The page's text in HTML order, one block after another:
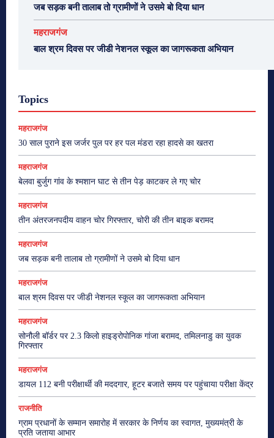
जब सड़क बनी तालाब तो ग्रामीणों ने उसमे बो दिया धान
महराजगंज
बाल श्रम दिवस पर जीडी नेशनल स्कूल का जागरूकता अभियान
Topics
महराजगंज
30 साल पुराने इस जर्जर पुल पर हर पल मंडरा रहा हादसे का खतरा
महराजगंज
बेलवा बुर्जुग गांव के श्मशान घाट से तीन पेड़ काटकर ले गए चोर
महराजगंज
तीन अंतरजनपदीय वाहन चोर गिरफ्तार, चोरी की तीन बाइक बरामद
महराजगंज
जब सड़क बनी तालाब तो ग्रामीणों ने उसमे बो दिया धान
महराजगंज
बाल श्रम दिवस पर जीडी नेशनल स्कूल का जागरूकता अभियान
महराजगंज
सोनौली बॉर्डर पर 2.3 किलो हाइड्रोपोनिक गांजा बरामद, तमिलनाडु का युवक
गिरफ्तार
महराजगंज
डायल 112 बनी परीक्षार्थी की मददगार, हूटर बजाते समय पर पहुंचाया परीक्षा केंद्र
राजनीति
ग्राम प्रधानों के सम्मान समारोह में सरकार के निर्णय का स्वागत, मुख्यमंत्री के
प्रति जताया आभार